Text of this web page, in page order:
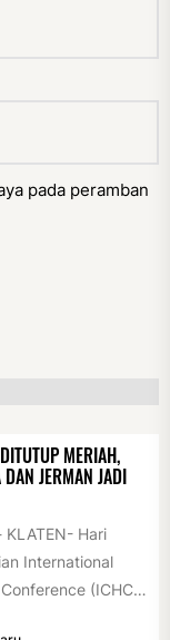
pada peramban
MERIAH,
JERMAN JADI
Hari
International
(ICHC)